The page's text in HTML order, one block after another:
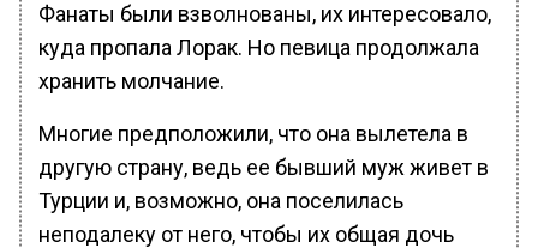
Фанаты были взволнованы, их интересовало,
куда пропала Лорак. Но певица продолжала
хранить молчание.
Многие предположили, что она вылетела в
другую страну, ведь ее бывший муж живет в
Турции и, возможно, она поселилась
неподалеку от него, чтобы их общая дочь